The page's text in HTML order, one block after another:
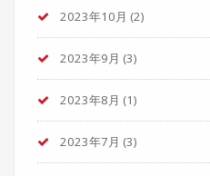
2023年10月 (2)
2023年9月 (3)
2023年8月 (1)
2023年7月 (3)